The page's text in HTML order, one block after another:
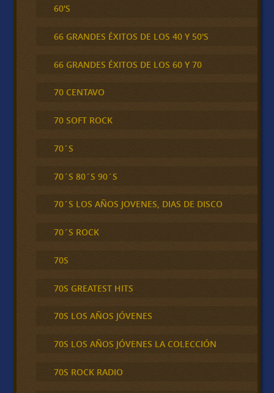
60'S
66 GRANDES ÉXITOS DE LOS 40 Y 50'S
66 GRANDES ÉXITOS DE LOS 60 Y 70
70 CENTAVO
70 SOFT ROCK
70´S
70´S 80´S 90´S
70´S LOS AÑOS JOVENES, DIAS DE DISCO
70´S ROCK
70S
70S GREATEST HITS
70S LOS AÑOS JÓVENES
70S LOS AÑOS JÓVENES LA COLECCIÓN
70S ROCK RADIO